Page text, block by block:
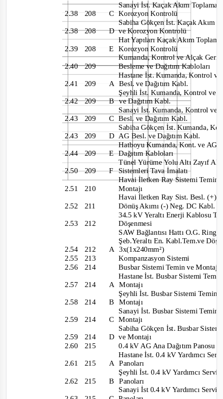
Sanayi İst. Kaçak Akım Toplama
2.38 208
2.38 208
2.39 208
2.40 209
2.41 209
2.42 209
2.43 209
2.43 209
2.44 209
2.50 209
2.51 210
2.52 211
2.53 212
CKorozyon Kontrolü
Sabiha Gökçen İst. Kaçak Akım
Dve Korozyon Kontrolü
Hat Yapıları Kaçak Akım
EKorozyon Kontrolü
Kumanda, Kontrol ve Alçak
Besleme ve Dağıtım Kabloları
Hastane İst. Kumanda, Kontrol
ABesl. ve Dağıtım Kabl.
Şeyhli İst. Kumanda, Kontrol ve
Bve Dağıtım Kabl.
Sanayi İst. Kumanda, Kontrol ve
CBesl. ve Dağıtım Kabl.
Sabiha Gökçen İst. Kumanda,
DAG Besl. ve Dağıtım Kabl.
Hatboyu Kumanda, Kont. ve AG
EDağıtım Kabloları
Tünel Yürüme Yolu Altı Zayıf
FSistemleri Tava İmalatı
Havai İletken Ray Sistemi
Montajı
Havai İletken Ray Sist. Besl. (+)
Dönüş Akımı (-) Neg. DC Kabl.
34.5 kV Yeraltı Enerji Kablosu
Döşenmesi
SAW Bağlantısı Hattı O.G. Ring
Şeb.Yeraltı En. Kabl.Tem.ve
A3x(1x240mm²)
2.54 212
2.55 213
2.56 214
Kompanzasyon Sistemi
Busbar Sistemi Temin ve Montajı
Hastane İst. Busbar Sistemi
AMontajı
Şeyhli İst. Busbar Sistemi Temin
BMontajı
Sanayi İst. Busbar Sistemi
CMontajı
Sabiha Gökçen İst. Busbar
Dve Montajı
0.4 kV AG Ana Dağıtım Panosu
Hastane İst. 0.4 kV Yardımcı
APanoları
Şeyhli İst. 0.4 kV Yardımcı
BPanoları
Sanayi İst 0.4 kV Yardımcı
2.57 214
2.58 214
2.59 214
2.59 214
2.60 215
2.61 215
2.62 215